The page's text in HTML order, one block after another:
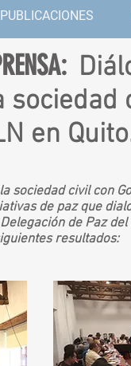
PUBLICACIONES
sociedad
en
sociedad civil con
de paz que
de Paz
resultados: